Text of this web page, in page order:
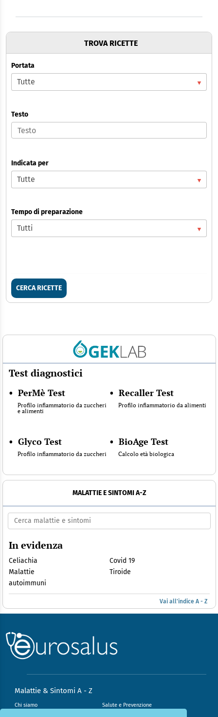
TROVA RICETTE
Portata
Testo
Indicata per
Tempo di preparazione
CERCA RICETTE
Test diagnostici
• PerMè Test
Profilo infiammatorio da zuccheri
e alimenti
• Recaller Test
Profilo infiammatorio da alimenti
• Glyco Test
Profilo infiammatorio da zuccheri
• BioAge Test
Calcolo età biologica
MALATTIE E SINTOMI A-Z
In evidenza
Celiachia
Covid 19
Malattie
autoimmuni
Tiroide
Vai all'indice A - Z
Malattie & Sintomi A - Z
Chi siamo Salute e Prevenzione